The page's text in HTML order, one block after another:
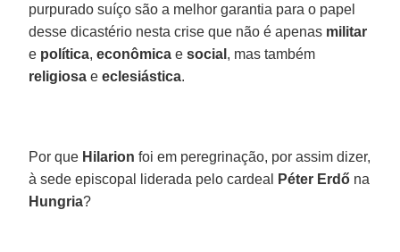
purpurado suíço são a melhor garantia para o papel
desse dicastério nesta crise que não é apenas militar
e política,econômica esocial , mas também
religiosa eeclesiástica.
Por que Hilarion foi em peregrinação, por assim dizer,
à sede episcopal liderada pelo cardeal
Péter Erdő na
Hungria?